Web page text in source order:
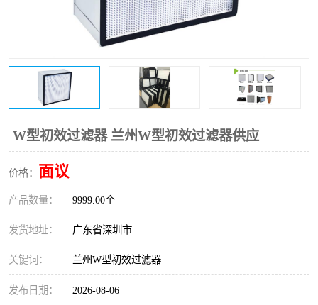
W型初效过滤器 兰州W型初效过滤器供应
价格： 面议
产品数量： 9999.00个
发货地址： 广东省深圳市
关键词： 兰州W型初效过滤器
发布日期： 2026-08-06
恒温恒湿净化空调 过滤器